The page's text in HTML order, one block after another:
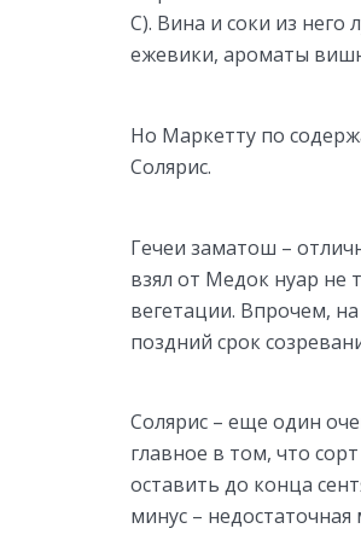
С). Вина и соки из него
ежевики, ароматы
Но Маркетту по
Солярис.
Гечеи заматош –
взял от Медок нуар не
вегетации. Впрочем,
поздний срок
Солярис – еще один
главное в том, что
оставить до конца
минус – недостаточная